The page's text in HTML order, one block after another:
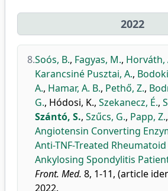
2022
8.Soós, B., Fagyas, M., Horváth,
Karancsiné Pusztai, A.,
A., Hamar, A. B., Pethő, Z.,
G., Hódosi, K., Szekanecz, É.,
Szántó, S., Szűcs, G., Papp, Z.,
Angiotensin Converting
Anti-TNF-Treated
Ankylosing Spondylitis
Front. Med. 8, 1-11, (article
2022.